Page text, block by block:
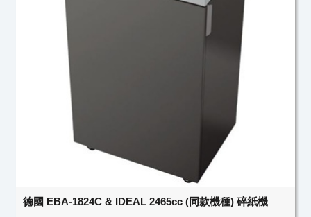
德國 EBA-1824C & IDEAL 2465cc (同款機種) 碎紙機